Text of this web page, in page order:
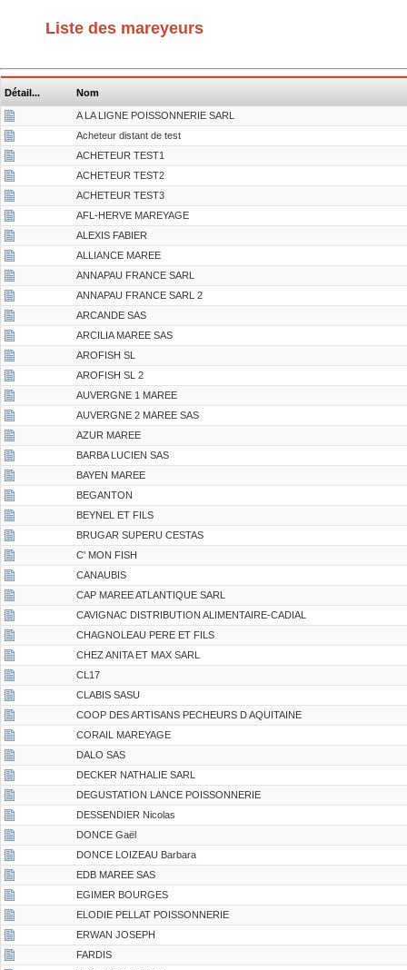
Liste des mareyeurs
Détail... Nom
A LA LIGNE POISSONNERIE SARL
Acheteur distant de test
ACHETEUR TEST1
ACHETEUR TEST2
ACHETEUR TEST3
AFL-HERVE MAREYAGE
ALEXIS FABIER
ALLIANCE MAREE
ANNAPAU FRANCE SARL
ANNAPAU FRANCE SARL 2
ARCANDE SAS
ARCILIA MAREE SAS
AROFISH SL
AROFISH SL 2
AUVERGNE 1 MAREE
AUVERGNE 2 MAREE SAS
AZUR MAREE
BARBA LUCIEN SAS
BAYEN MAREE
BEGANTON
BEYNEL ET FILS
BRUGAR SUPERU CESTAS
C' MON FISH
CANAUBIS
CAP MAREE ATLANTIQUE SARL
CAVIGNAC DISTRIBUTION ALIMENTAIRE-CADIAL
CHAGNOLEAU PERE ET FILS
CHEZ ANITA ET MAX SARL
CL17
CLABIS SASU
COOP DES ARTISANS PECHEURS D AQUITAINE
CORAIL MAREYAGE
DALO SAS
DECKER NATHALIE SARL
DEGUSTATION LANCE POISSONNERIE
DESSENDIER Nicolas
DONCE Gaël
DONCE LOIZEAU Barbara
EDB MAREE SAS
EGIMER BOURGES
ELODIE PELLAT POISSONNERIE
ERWAN JOSEPH
FARDIS